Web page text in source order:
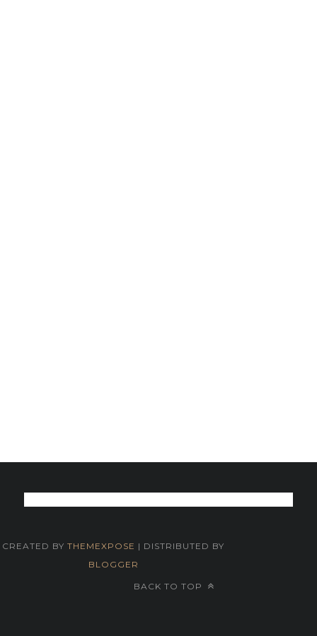
CREATED BY THEMEXPOSE | DISTRIBUTED BY
BLOGGER
BACK TO TOP